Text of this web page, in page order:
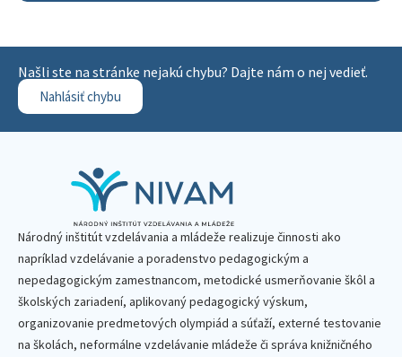
Našli ste na stránke nejakú chybu? Dajte nám o nej vedieť.
Nahlásiť chybu
Národný inštitút vzdelávania a mládeže realizuje činnosti ako
napríklad vzdelávanie a poradenstvo pedagogickým a
nepedagogickým zamestnancom, metodické usmerňovanie škôl a
školských zariadení, aplikovaný pedagogický výskum,
organizovanie predmetových olympiád a súťaží, externé testovanie
na školách, neformálne vzdelávanie mládeže či správa knižničného